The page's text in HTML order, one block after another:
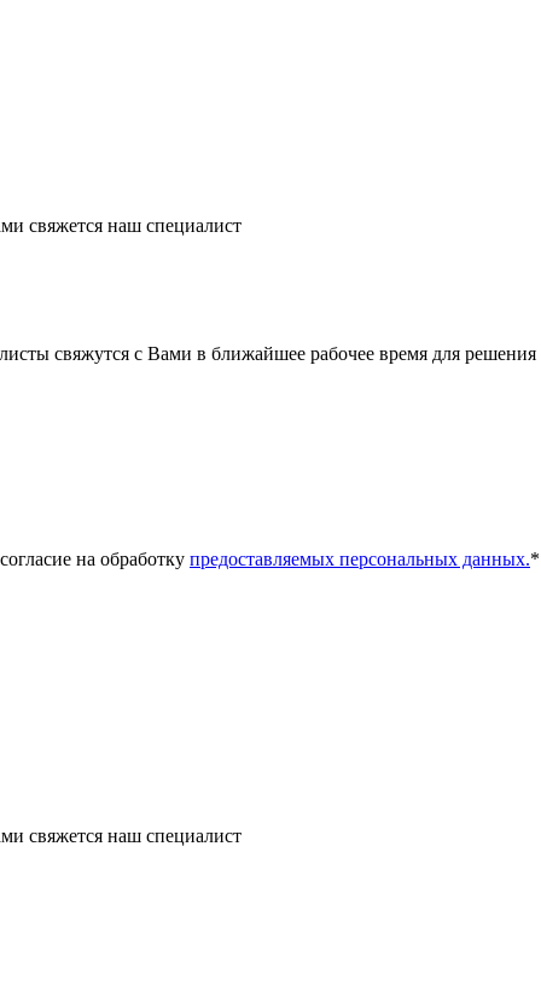
свяжется наш специалист
свяжутся с Вами в ближайшее рабочее время для
на обработку предоставляемых персональных данных.*
свяжется наш специалист